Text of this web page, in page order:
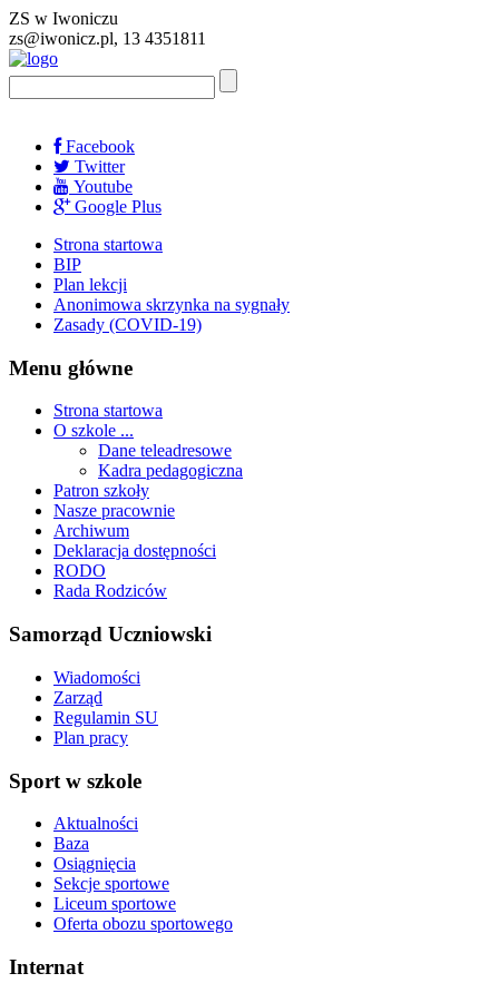
ZS w Iwoniczu
zs@iwonicz.pl, 13 4351811
Facebook
Twitter
Youtube
Google Plus
Strona startowa
BIP
Plan lekcji
Anonimowa skrzynka na sygnały
Zasady (COVID-19)
Menu główne
Strona startowa
O szkole ...
Dane teleadresowe
Kadra pedagogiczna
Patron szkoły
Nasze pracownie
Archiwum
Deklaracja dostępności
RODO
Rada Rodziców
Samorząd Uczniowski
Wiadomości
Zarząd
Regulamin SU
Plan pracy
Sport w szkole
Aktualności
Baza
Osiągnięcia
Sekcje sportowe
Liceum sportowe
Oferta obozu sportowego
Internat